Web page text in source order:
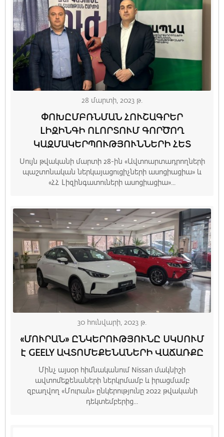
28 մարտի, 2023 թ.
ՓՈԽԸՄԲՌՆՄԱՆ ՀՈՒՇԱԳՐԵՐ
ԼԻԶԻՆԳԻ ՈԼՈՐՏՈՒՄ ԳՈՐԾՈՂ
ԿԱԶՄԱԿԵՐՊՈՒԹՅՈՒՆՆԵՐԻ ՀԵՏ
Սույն թվականի մարտի 28-ին «Ավտոարտադրողների
պաշտոնական ներկայացուցիչների ասոցիացիա» և
«ՀՀ Լիզինգատուների ասոցիացիա»...
30 հունվարի, 2023 թ.
«ՄՈՒՐԱՆ» ԸՆԿԵՐՈՒԹՅՈՒՆԸ ՍԿՍՈՒՄ
Է GEELY ԱՎՏՈՄԵՔԵՆԱՆԵՐԻ ՎԱՃԱՌՔԸ
Մինչ այսօր հիմնականում Nissan մակնիշի
ավտոմեքենաների ներկրմամբ և իրացմամբ
զբաղվող «Մուրան» ընկերությունը 2022 թվականի
դեկտեմբերից...